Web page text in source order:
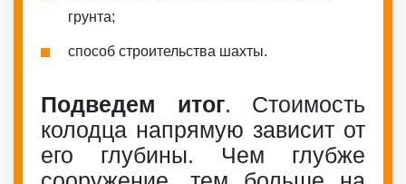
грунта;
способ строительства шахты.
Подведем итог. Стоимость
колодца напрямую зависит от
его глубины. Чем глубже